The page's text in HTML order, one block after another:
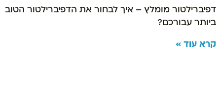
דפיברילטור מומלץ – איך לבחור את הדפיברילטור הטוב
ביותר עבורכם?
קרא עוד »